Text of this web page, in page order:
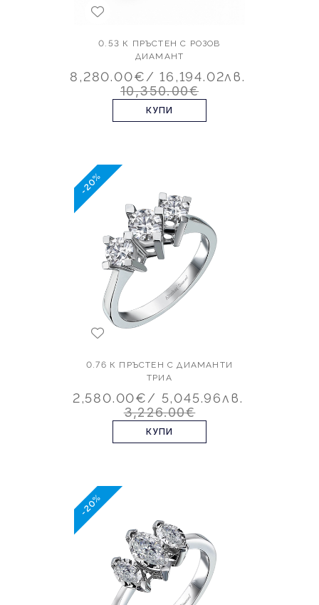
0.53 К ПРЪСТЕН С РОЗОВ
ДИАМАНТ
8,280.00€/ 16,194.02лв.
10,350.00€
КУПИ
-20%
0.76 К ПРЪСТЕН С ДИАМАНТИ
ТРИА
2,580.00€/ 5,045.96лв.
3,226.00€
КУПИ
-20%